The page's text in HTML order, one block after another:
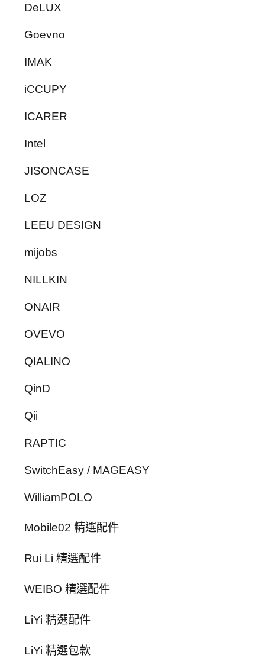
DeLUX
Goevno
IMAK
iCCUPY
ICARER
Intel
JISONCASE
LOZ
LEEU DESIGN
mijobs
NILLKIN
ONAIR
OVEVO
QIALINO
QinD
Qii
RAPTIC
SwitchEasy / MAGEASY
WilliamPOLO
Mobile02 精選配件
Rui Li 精選配件
WEIBO 精選配件
LiYi 精選配件
LiYi 精選包款